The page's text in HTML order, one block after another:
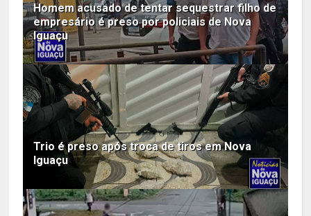
Homem acusado de tentar sequestrar filho de
empresário é preso por policiais de Nova
Iguaçu
Trio é preso após troca de tiros em Nova
Iguaçu